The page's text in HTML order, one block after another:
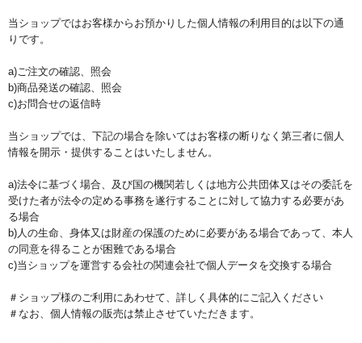
当ショップではお客様からお預かりした個人情報の利用目的は以下の通
りです。
a)ご注文の確認、照会
b)商品発送の確認、照会
c)お問合せの返信時
当ショップでは、下記の場合を除いてはお客様の断りなく第三者に個人
情報を開示・提供することはいたしません。
a)法令に基づく場合、及び国の機関若しくは地方公共団体又はその委託を
受けた者が法令の定める事務を遂行することに対して協力する必要があ
る場合
b)人の生命、身体又は財産の保護のために必要がある場合であって、本人
の同意を得ることが困難である場合
c)当ショップを運営する会社の関連会社で個人データを交換する場合
＃ショップ様のご利用にあわせて、詳しく具体的にご記入ください
＃なお、個人情報の販売は禁止させていただきます。